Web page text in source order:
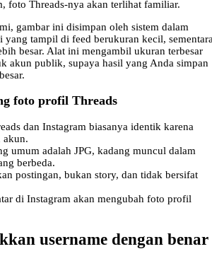
foto Threads-nya akan terlihat familiar.
gambar ini disimpan oleh sistem dalam
yang tampil di feed berukuran kecil,
besar. Alat ini mengambil ukuran terbesar
akun publik, supaya hasil yang Anda simpan
foto profil Threads
dan Instagram biasanya identik karena
akun.
umum adalah JPG, kadang muncul dalam
berbeda.
postingan, bukan story, dan tidak bersifat
di Instagram akan mengubah foto profil
username dengan benar